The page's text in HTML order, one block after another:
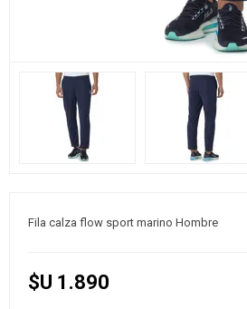
Fila calza flow sport marino Hombre
$U 1.890